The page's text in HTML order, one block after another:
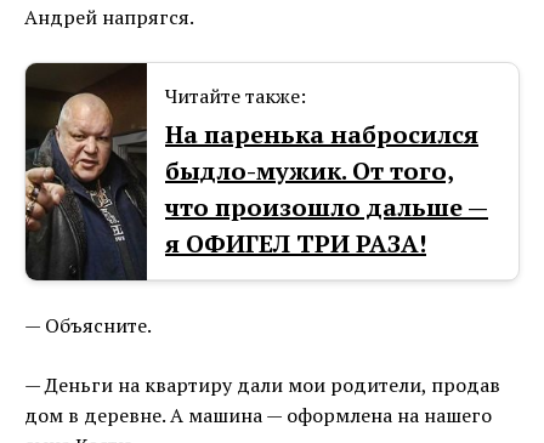
Андрей напрягся.
Читайте также:
На паренька набросился
быдло-мужик. От того,
что произошло дальше —
я ОФИГЕЛ ТРИ РАЗА!
— Объясните.
— Деньги на квартиру дали мои родители, продав
дом в деревне. А машина — оформлена на нашего